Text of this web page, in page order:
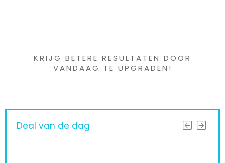
KRIJG BETERE RESULTATEN DOOR
VANDAAG TE UPGRADEN!
Deal van de dag